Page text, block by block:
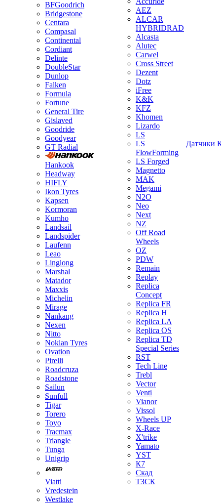
BFGoodrich
Bridgestone
Centara
Compasal
Continental
Cordiant
Delinte
DoubleStar
Dunlop
Falken
Formula
Fortune
General Tire
Gislaved
Goodride
Goodyear
GT Radial
Hankook
Headway
HIFLY
Ikon Tyres
Kapsen
Kormoran
Kumho
Landsail
Landspider
Laufenn
Leao
Linglong
Marshal
Matador
Maxxis
Michelin
Mirage
Nankang
Nexen
Nitto
Nokian Tyres
Ovation
Pirelli
Roadcruza
Roadstone
Sailun
Sunfull
Tigar
Torero
Toyo
Tracmax
Triangle
Tunga
Unigrip
Viatti
Vredestein
Westlake
AEZ
ALCAR
HYBRIDRAD
Alcasta
Alutec
Carwel
Cross Street
Dezent
Dotz
iFree
K&K
KFZ
Khomen
Lizardo
LS
LS
FlowForming
LS Forged
Magnetto
MAK
Megami
N2O
Neo
Next
NZ
Off Road
Wheels
OZ
PDW
Remain
Replay
Replica
Concept
Replica FR
Replica H
Replica LA
Replica OS
Replica TD
Special Series
RST
Tech Line
Trebl
Vector
Venti
Vianor
Vissol
Wheels UP
X-Race
X'trike
Yamato
YST
К7
Скад
ТЗСК
Датчики